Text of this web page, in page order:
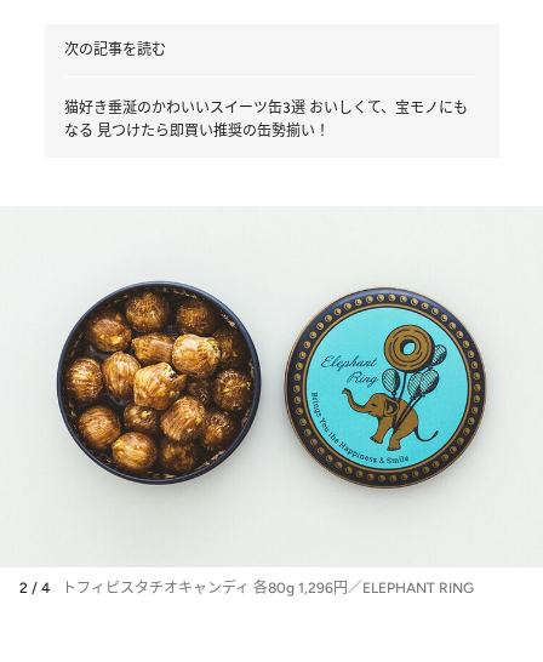
次の記事を読む
猫好き垂涎のかわいいスイーツ缶3選 おいしくて、宝モノにも
なる 見つけたら即買い推奨の缶勢揃い！
2 / 4 トフィピスタチオキャンディ 各80g 1,296円／ELEPHANT RING